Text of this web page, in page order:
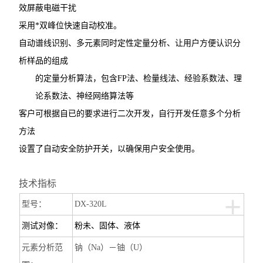
效屏蔽电磁干扰
采用*双峰位快速自动校准。
自动谱线识别、多元素同时定性定量分析、让用户方便认识分
析样品的组成
的定量分析算法，包含FP法、检量线法、经验系数法、理
论系数法、神经网络算法等
客户可根据自已的要求进行二次开发，自行开发任意多个分析
方法
设置了自动安全防护开关，以确保用户安全使用。
技术指标
+
型号： DX-320L
测试对像： 粉未、固体、液体
元素分析范
钠（Na）－铀（U）